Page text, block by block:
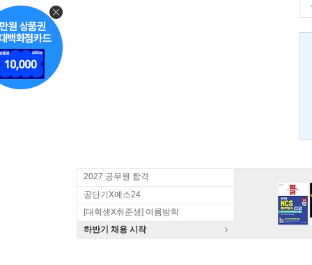
2027 공무원 합격
공단기X예스24
[대학생X취준생] 여름방학
하반기 채용 시작